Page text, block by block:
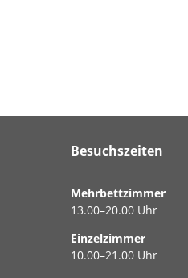
Besuchszeiten
Mehrbettzimmer
13.00–20.00 Uhr
Einzelzimmer
10.00–21.00 Uhr